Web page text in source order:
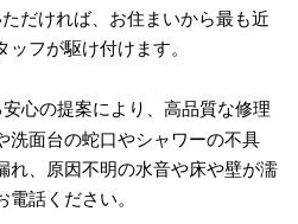
だければ、お住まいから最も近
フが駆け付けます。
安心の提案により、高品質な修理
洗面台の蛇口やシャワーの不具
れ、原因不明の水音や床や壁が濡
話ください。